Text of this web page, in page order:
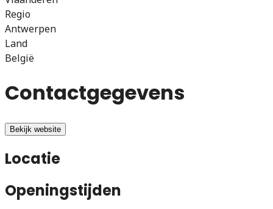
Regio
Antwerpen
Land
België
Contactgegevens
Bekijk website
Locatie
Openingstijden